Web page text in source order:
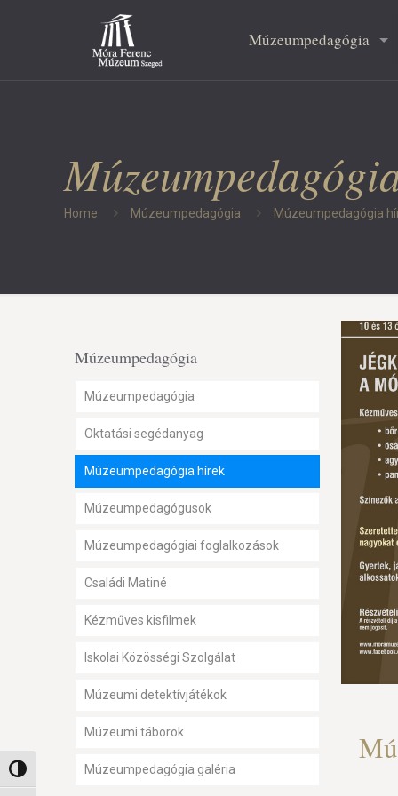
Nagy kontraszt váltása
Múzeumpedagógia
Home Múzeumpedagógia Múzeumpedagógia
Múzeumpedagógia
Múzeumpedagógia
Oktatási segédanyag
Múzeumpedagógia hírek
Múzeumpedagógusok
Múzeumpedagógiai foglalkozások
Családi Matiné
Kézműves kisfilmek
Iskolai Közösségi Szolgálat
Múzeumi detektívjátékok
Múzeumi táborok
Múzeumpedagógia galéria